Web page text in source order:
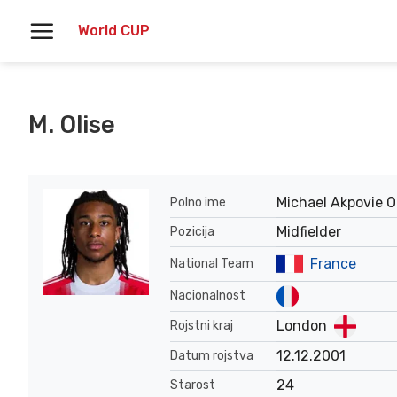
World CUP
M. Olise
Polno ime Michael Akpovie
Pozicija Midfielder
National Team France
Nacionalnost
Rojstni kraj
London
Datum rojstva 12.12.2001
Starost 24